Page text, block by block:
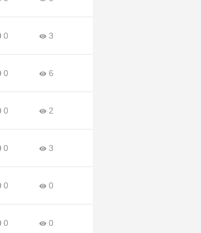
0 3
0 6
0 2
0 3
0 0
0 0